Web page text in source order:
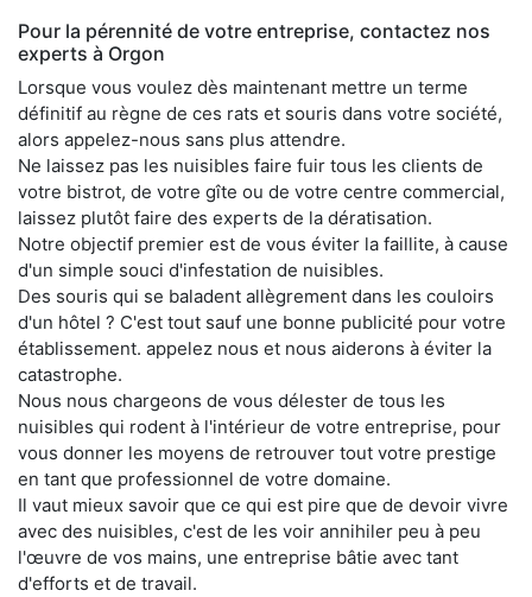
Pour la pérennité de votre entreprise, contactez nos
experts à Orgon
Lorsque vous voulez dès maintenant mettre un terme
définitif au règne de ces rats et souris dans votre société,
alors appelez-nous sans plus attendre.
Ne laissez pas les nuisibles faire fuir tous les clients de
votre bistrot, de votre gîte ou de votre centre commercial,
laissez plutôt faire des experts de la dératisation.
Notre objectif premier est de vous éviter la faillite, à cause
d'un simple souci d'infestation de nuisibles.
Des souris qui se baladent allègrement dans les couloirs
d'un hôtel ? C'est tout sauf une bonne publicité pour votre
établissement. appelez nous et nous aiderons à éviter la
catastrophe.
Nous nous chargeons de vous délester de tous les
nuisibles qui rodent à l'intérieur de votre entreprise, pour
vous donner les moyens de retrouver tout votre prestige
en tant que professionnel de votre domaine.
Il vaut mieux savoir que ce qui est pire que de devoir vivre
avec des nuisibles, c'est de les voir annihiler peu à peu
l'œuvre de vos mains, une entreprise bâtie avec tant
d'efforts et de travail.